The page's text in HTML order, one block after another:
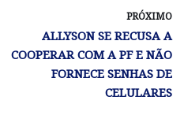
PRÓXIMO
ALLYSON SE RECUSA A
COOPERAR COM A PF E NÃO
FORNECE SENHAS DE
CELULARES